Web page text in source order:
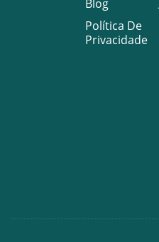
Blog
Política De
Privacidade